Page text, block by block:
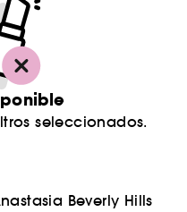
seleccionados.
Beverly Hills